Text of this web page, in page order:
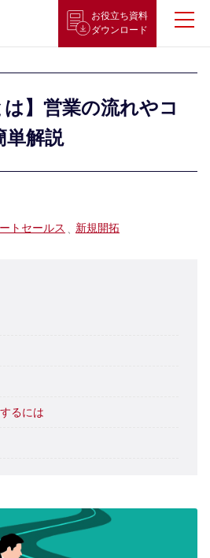
お役立ち資料
ダウンロード
は】営業の流れやコ
単解説
トセールス 新規開拓
るには